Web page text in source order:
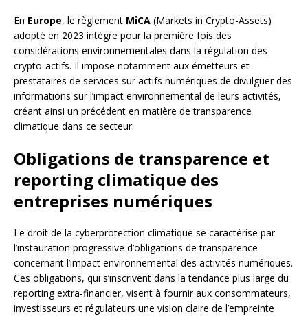
En Europe, le règlement MiCA (Markets in Crypto-Assets)
adopté en 2023 intègre pour la première fois des
considérations environnementales dans la régulation des
crypto-actifs. Il impose notamment aux émetteurs et
prestataires de services sur actifs numériques de divulguer des
informations sur l’impact environnemental de leurs activités,
créant ainsi un précédent en matière de transparence
climatique dans ce secteur.
Obligations de transparence et
reporting climatique des
entreprises numériques
Le droit de la cyberprotection climatique se caractérise par
l’instauration progressive d’obligations de transparence
concernant l’impact environnemental des activités numériques.
Ces obligations, qui s’inscrivent dans la tendance plus large du
reporting extra-financier, visent à fournir aux consommateurs,
investisseurs et régulateurs une vision claire de l’empreinte